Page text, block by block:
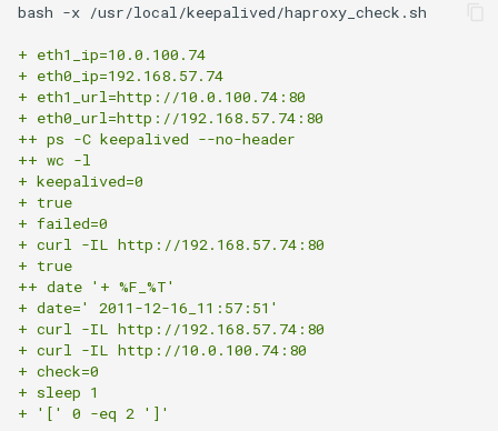
创建 AnythingLLM 个人知识
库
使用 DeepSeek-R1 模型写代
码
本地部署 DeepSeek-R1 模型
法支持的版本
如何找到 Docker 中使用磁盘
最多的容器？
如何更改 Docker 网桥默认的
网段地址？
如何删除 无效的(none)
Docker镜像？
如何使用 Gunicorn 管理
Django 应用？
任务
Ansible synchronize 模块
Ansible template 模块
Ansible 文件&拷贝模块
Ansible 批量更新 Ubuntu 内核
Ansible Playbook 安装
Docker
Ansible 小试牛刀
调度
Ingress 配置 SSL证书
Kubernetes 集群-更新证书
Kubernetes 集群-维护节点
Kubernetes 集群-添加节点
Kubernetes 集群-删除节点
Kubernetes 集群-数据备份
Kubernetes 实战-暴露应用
XenServer 配置DNS服务
XenServer删除只有一台主机
的主机池
XenServer 虚拟机安装 guest-
tools
Windows Server 2012R2 配置
Hyper-V
XenServer PV模式导致程序
coredump
XenServer 虚拟机无法识别全
部CPU
示例
Nginx 配置 WebSocket
使用
HTTP_X_FORWARDED_FOR
获取客户端IP地址
阿里云SLB HTTP to HTTPS
Nginx limit_rate 限速模块
Nginx 自定义日志
发 ERROR 3105 (HY000) 错误
如何使用 Sysbench 对 Mysql
进行压力测试？
Mysql initialization 重新初始
化系统库
Mysql 存储过程
Postgresql 授权只读用户
Postgresql使用 pg_dumpall
命令免密码导出数据
Postgresql 备份脚本
Chrome 浏览器安装
Ubuntu 安装 flash浏览器插件
Ubuntu 16.04 终端使用多标签
页
Ubuntu 安装 virtualbox 5.1
Ubuntu 音频编辑软件 audacity
Ubuntu 16.04 LTS
Ubuntu 安装 xmind
ping Time to live exceeded
TCP time wait bucket table
overflow
使用RIP协议实现桌面到容器
网络通信
NAT网关支持pptp穿透
Cisco 交换机网络设计方案示
例
如何解决 Jenkins 磁盘不足问
Jenkins 配置 Nodejs 持续集
成
Jenkins 配置 Gogs webhook
插件
使用 jenkins 与 docker 完成
java 项目持续集成
Jenkins 持续集成工具
Maven 入门
Zabbix latest data 排错好帮手
Zabbix 监控 Mysql慢查询日
志
Zabbix 监控 Redis 与
Memcache
Zabbix 主机克隆
Zabbix 正则表达式
Zabbix 监控交换机带宽
Git 强制 push 远程分支
Git clone 指定的分支
Git 更改远程地址协议
Git reset 版本回退
Git 钩子
php_codesniffer
Git merge 合并分支
Git 版本升级
MooseFS 2.x 垃圾回收时间
MooseFS 2.x 常用命令
MooseFS 2.x 关闭及启动顺序
MooseFS 2.x 错误信息
MooseFS 2.x 分布式文件系统
部署手册
MegaSAS RAID卡管理程序
MegaCLI
固态磁盘检测工具
Windows Server 2012R2
Windows Server 2012R2
MPIO
Windows print 相关命令
Windows Server 2012R2 显示
网络图标
Windows 查看文件的隐藏属
性
Windows arp 命令
1000353
阿里云盾发现WebShell处理
过程
MySQL安全漏洞 CCVE-2016-
6662
没有VPC的阿里金融云安全
吗？
x-xss x-frame-options strict-
transport-security 保护
bash -x /usr/local/keepalived/haproxy_check.sh
+ eth1_ip=10.0.100.74
+ eth0_ip=192.168.57.74
+ eth1_url=http://10.0.100.74:80
+ eth0_url=http://192.168.57.74:80
++ ps -C keepalived --no-header
++ wc -l
+ keepalived=0
+ true
+ failed=0
+ curl -IL http://192.168.57.74:80
+ true
++ date '+ %F_%T'
+ date=' 2011-12-16_11:57:51'
+ curl -IL http://192.168.57.74:80
+ curl -IL http://10.0.100.74:80
+ check=0
+ sleep 1
+ '[' 0 -eq 2 ']'